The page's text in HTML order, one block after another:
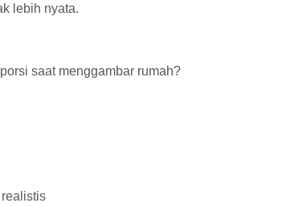
lebih nyata.
saat menggambar rumah?